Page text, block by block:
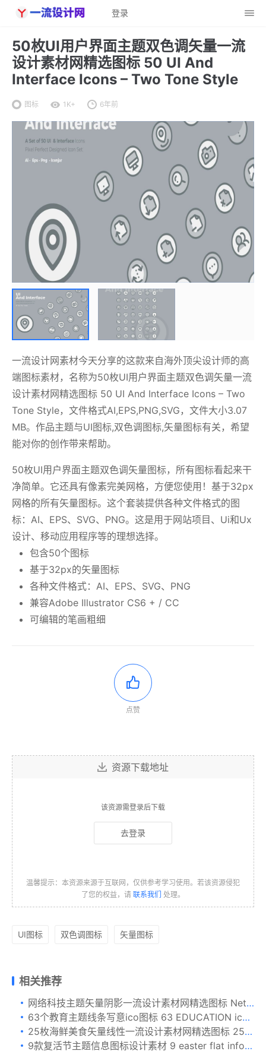
登录
50枚UI用户界面主题双色调矢量一流
设计素材网精选图标 50 UI And
Interface Icons – Two Tone Style
图标 1K+ 6年前
一流设计网素材今天分享的这款来自海外顶尖设计师的高
端图标素材，名称为50枚UI用户界面主题双色调矢量一流
设计素材网精选图标 50 UI And Interface Icons – Two
Tone Style，文件格式AI,EPS,PNG,SVG，文件大小3.07
MB。作品主题与UI图标,双色调图标,矢量图标有关，希望
能对你的创作带来帮助。
50枚UI用户界面主题双色调矢量图标，所有图标看起来干
净简单。它还具有像素完美网格，方便您使用！基于32px
网格的所有矢量图标。这个套装提供各种文件格式的图
标：AI、EPS、SVG、PNG。这是用于网站项目、Ui和Ux
设计、移动应用程序等的理想选择。
包含50个图标
基于32px的矢量图标
各种文件格式：AI、EPS、SVG、PNG
兼容Adobe Illustrator CS6 + / CC
可编辑的笔画粗细
点赞
资源下载地址
该资源需登录后下载
去登录
温馨提示：本资源来源于互联网，仅供参考学习使用。若该资源侵犯
了您的权益，请 联系我们 处理。
UI图标 双色调图标 矢量图标
相关推荐
网络科技主题矢量阴影一流设计素材网精选图标 Network Shady Icons
63个教育主题线条写意ico图标 63 EDUCATION icons
25枚海鲜美食矢量线性一流设计素材网精选图标 25 Vector Line Seafood Icons
9款复活节主题信息图标设计素材 9 easter flat infographic.